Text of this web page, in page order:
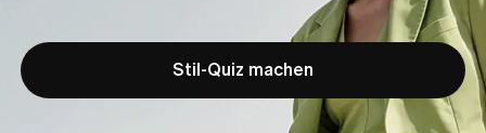
Stil-Quiz machen